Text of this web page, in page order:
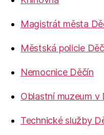
Magistrát města
Městská policie
Nemocnice Děčín
Oblastní muzeum v
Technické služby